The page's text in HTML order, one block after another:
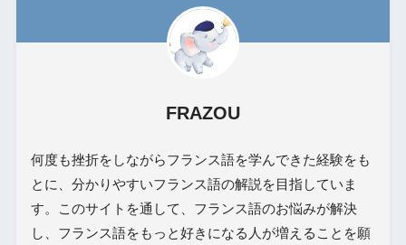
FRAZOU
何度も挫折をしながらフランス語を学んできた経験をも
とに、分かりやすいフランス語の解説を目指していま
す。このサイトを通して、フランス語のお悩みが解決
し、フランス語をもっと好きになる人が増えることを願